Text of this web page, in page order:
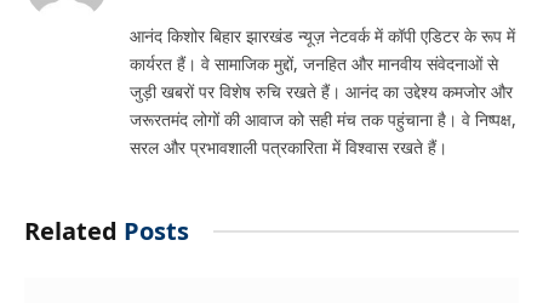
आनंद किशोर बिहार झारखंड न्यूज़ नेटवर्क में कॉपी एडिटर के रूप में
कार्यरत हैं। वे सामाजिक मुद्दों, जनहित और मानवीय संवेदनाओं से
जुड़ी खबरों पर विशेष रुचि रखते हैं। आनंद का उद्देश्य कमजोर और
जरूरतमंद लोगों की आवाज को सही मंच तक पहुंचाना है। वे निष्पक्ष,
सरल और प्रभावशाली पत्रकारिता में विश्वास रखते हैं।
Related Posts